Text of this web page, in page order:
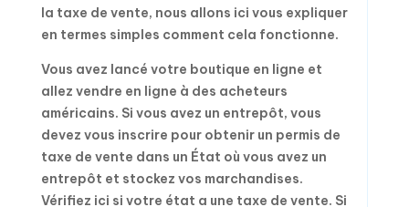
la taxe de vente, nous allons ici vous expliquer
en termes simples comment cela fonctionne.
Vous avez lancé votre boutique en ligne et
allez vendre en ligne à des acheteurs
américains. Si vous avez un entrepôt, vous
devez vous inscrire pour obtenir un permis de
taxe de vente dans un État où vous avez un
entrepôt et stockez vos marchandises.
Vérifiez ici si votre état a une taxe de vente. Si